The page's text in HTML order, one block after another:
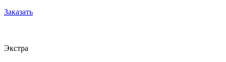
Заказать
Экстра